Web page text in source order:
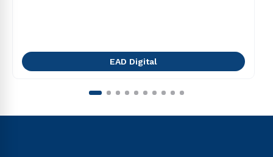
EAD Digital